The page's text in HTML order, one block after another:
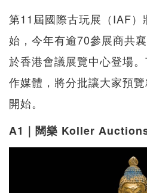
第11屆國際古玩展（IAF）
始，今年有逾70參展商共
於香港會議展覽中心登場
作媒體，將分批讓大家預
開始。
A1｜闊樂 Koller